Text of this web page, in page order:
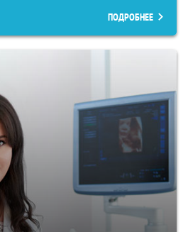
ПОДРОБНЕЕ